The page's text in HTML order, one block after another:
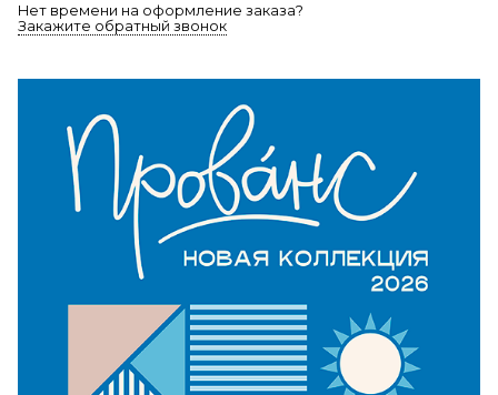
Нет времени на оформление заказа?
Закажите обратный звонок